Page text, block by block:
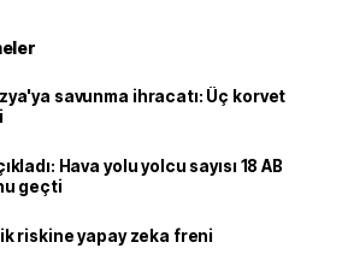
savunma ihracatı: Üç korvet
Hava yolu yolcu sayısı 18 AB
geçti
riskine yapay zeka freni